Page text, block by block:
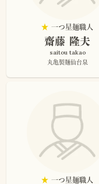
★ 一つ星麺職人
齋藤 隆夫
saitou takao
丸亀製麺仙台泉
★ 一つ星麺職人